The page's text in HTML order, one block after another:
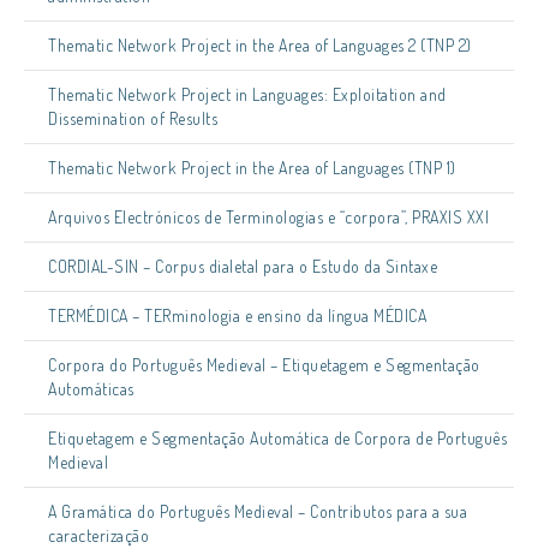
Thematic Network Project in the Area of Languages 2 (TNP 2)
Thematic Network Project in Languages: Exploitation and
Dissemination of Results
Thematic Network Project in the Area of Languages (TNP 1)
Arquivos Electrónicos de Terminologias e “corpora”, PRAXIS XXI
CORDIAL-SIN – Corpus dialetal para o Estudo da Sintaxe
TERMÉDICA – TERminologia e ensino da língua MÉDICA
Corpora do Português Medieval – Etiquetagem e Segmentação
Automáticas
Etiquetagem e Segmentação Automática de Corpora de Português
Medieval
A Gramática do Português Medieval – Contributos para a sua
caracterização